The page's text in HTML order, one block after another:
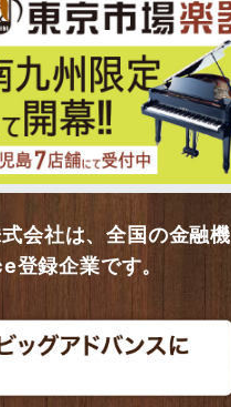
会社は、全国の金融機
録企業です。